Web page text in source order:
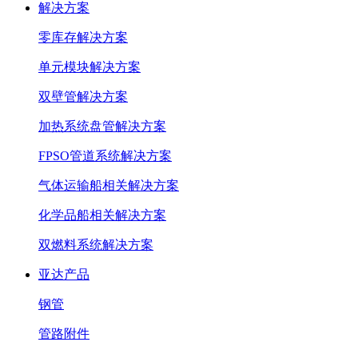
解决方案
零库存解决方案
单元模块解决方案
双壁管解决方案
加热系统盘管解决方案
FPSO管道系统解决方案
气体运输船相关解决方案
化学品船相关解决方案
双燃料系统解决方案
亚达产品
钢管
管路附件